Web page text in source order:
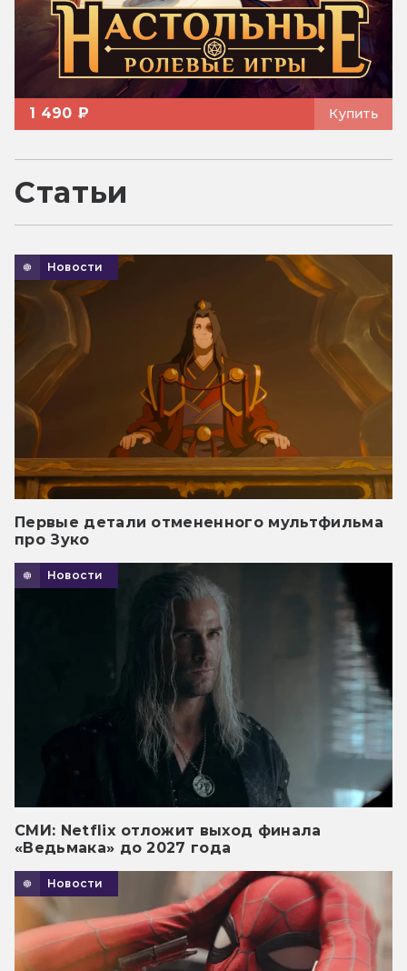
1 490 ₽ Купить
Статьи
Новости
Первые детали отмененного мультфильма
про Зуко
Новости
СМИ: Netflix отложит выход финала
«Ведьмака» до 2027 года
Новости